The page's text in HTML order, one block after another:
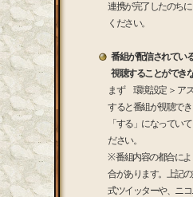
連携が完了したのち
ください。
番組が配信されてい
視聴することができ
まず 環境設定 ＞ ア
すると番組が視聴で
「する」になってい
ださい。
※ 番組内容の都合に
合があります。上記
式ツイッターや、ニ